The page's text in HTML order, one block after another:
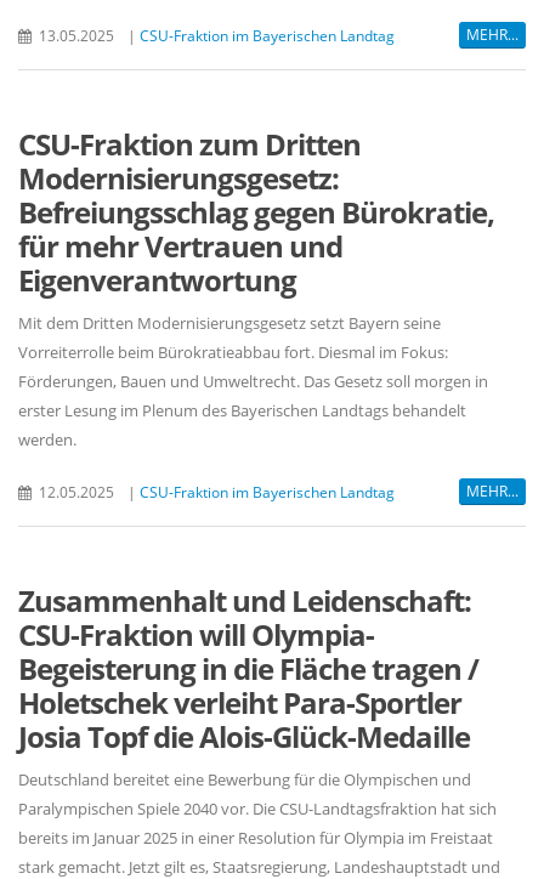
13.05.2025 | CSU-Fraktion im Bayerischen Landtag MEHR...
CSU-Fraktion zum Dritten
Modernisierungsgesetz:
Befreiungsschlag gegen Bürokratie,
für mehr Vertrauen und
Eigenverantwortung
Mit dem Dritten Modernisierungsgesetz setzt Bayern seine
Vorreiterrolle beim Bürokratieabbau fort. Diesmal im Fokus:
Förderungen, Bauen und Umweltrecht. Das Gesetz soll morgen in
erster Lesung im Plenum des Bayerischen Landtags behandelt
werden.
12.05.2025 | CSU-Fraktion im Bayerischen Landtag MEHR...
Zusammenhalt und Leidenschaft:
CSU-Fraktion will Olympia-
Begeisterung in die Fläche tragen /
Holetschek verleiht Para-Sportler
Josia Topf die Alois-Glück-Medaille
Deutschland bereitet eine Bewerbung für die Olympischen und
Paralympischen Spiele 2040 vor. Die CSU-Landtagsfraktion hat sich
bereits im Januar 2025 in einer Resolution für Olympia im Freistaat
stark gemacht. Jetzt gilt es, Staatsregierung, Landeshauptstadt und